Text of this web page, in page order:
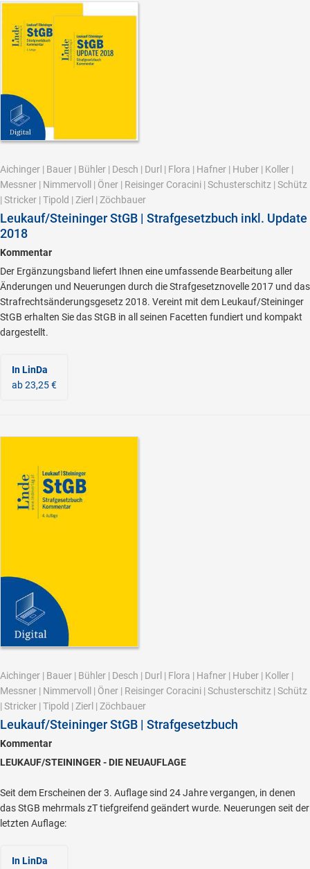
Aichinger | Bauer | Bühler | Desch | Durl | Flora | Hafner | Huber | Koller |
Messner | Nimmervoll | Öner | Reisinger Coracini | Schusterschitz | Schütz
| Stricker | Tipold | Zierl | Zöchbauer
Leukauf/Steininger StGB | Strafgesetzbuch inkl. Update
2018
Kommentar
Der Ergänzungsband liefert Ihnen eine umfassende Bearbeitung aller
Änderungen und Neuerungen durch die Strafgesetznovelle 2017 und das
Strafrechtsänderungsgesetz 2018. Vereint mit dem Leukauf/Steininger
StGB erhalten Sie das StGB in all seinen Facetten fundiert und kompakt
dargestellt.
In LinDa
ab 23,25 €
Aichinger | Bauer | Bühler | Desch | Durl | Flora | Hafner | Huber | Koller |
Messner | Nimmervoll | Öner | Reisinger Coracini | Schusterschitz | Schütz
| Stricker | Tipold | Zierl | Zöchbauer
Leukauf/Steininger StGB | Strafgesetzbuch
Kommentar
LEUKAUF/STEININGER - DIE NEUAUFLAGE
Seit dem Erscheinen der 3. Auflage sind 24 Jahre vergangen, in denen
das StGB mehrmals zT tiefgreifend geändert wurde. Neuerungen seit der
letzten Auflage:
In LinDa